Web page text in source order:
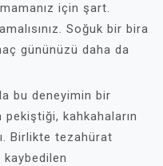
için şart.
Soğuk bir bira
gününüzü daha da
bu deneyimin bir
pekiştiği, kahkahaların
Birlikte tezahürat